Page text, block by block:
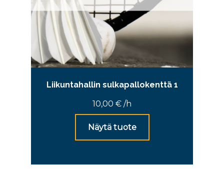
Liikuntahallin sulkapallokenttä 1
10,00 € /h
Näytä tuote